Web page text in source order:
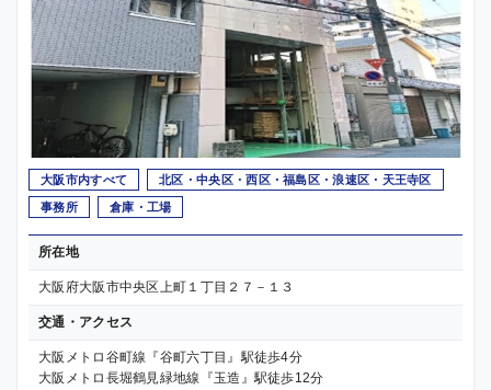
大阪市内すべて 北区・中央区・西区・福島区・浪速区・天王寺区
事務所 倉庫・工場
所在地
大阪府大阪市中央区上町１丁目２７－１３
交通・アクセス
大阪メトロ谷町線『谷町六丁目』駅徒歩4分
大阪メトロ長堀鶴見緑地線『玉造』駅徒歩12分